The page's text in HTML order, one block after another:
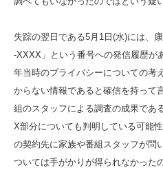
失踪の翌日である5月1日(水)には、
-XXXX」という番号への発信履歴が
年当時のプライバシーについての考
からない情報であると確信を持って
組のスタッフによる調査の成果であ
X部分についても判明している可能
の契約先に家族や番組スタッフが問
ついては手がかりが得られなかった